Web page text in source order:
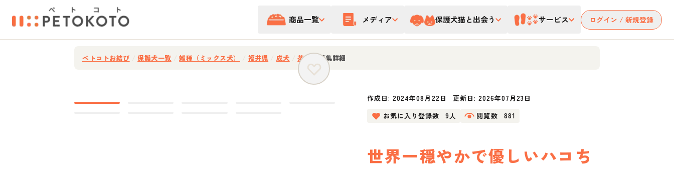
商品一覧 メディア 保護犬猫と出会う サービス ログイン / 新規登録
ペトコトお結び 保護犬一覧 雑種（ミックス犬） 福井県 成犬 茶色 募集詳細
作成日:2024年08月22日 更新日: 2026年07月23日
お気に入り登録数
9人 閲覧数 881
世界一穏やかで優しいハコち